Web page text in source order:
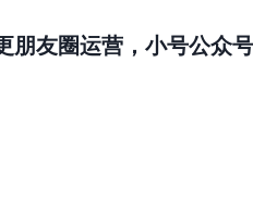
朋友圈运营，小号公众